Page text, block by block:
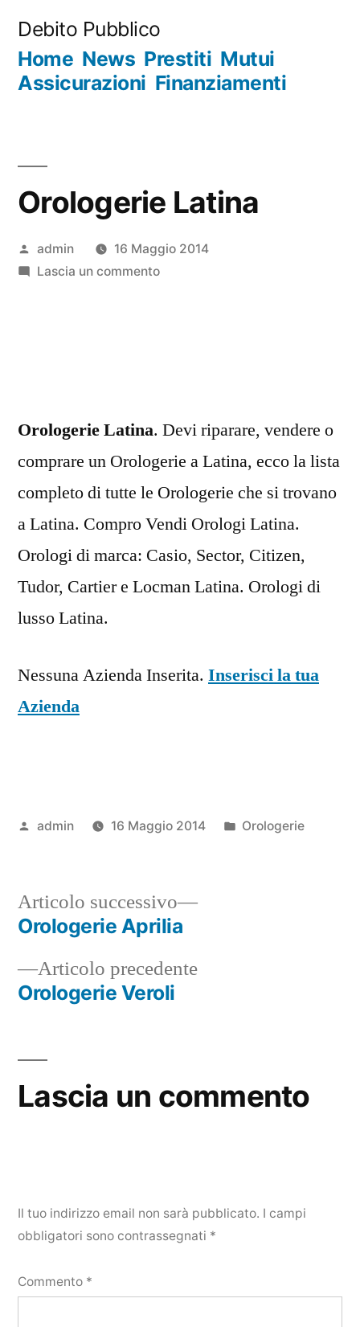
contenuto
Debito Pubblico
Home News Prestiti Mutui
Assicurazioni Finanziamenti
Orologerie Latina
Pubblicato
da
admin
16 Maggio 2014
Lascia un commentosu
Orologerie Latina. Devi riparare, vendere o
comprare un Orologerie a Latina, ecco la lista
completo di tutte le Orologerie che si trovano
a Latina. Compro Vendi Orologi Latina.
Orologi di marca: Casio, Sector, Citizen,
Tudor, Cartier e Locman Latina. Orologi di
lusso Latina.
Nessuna Azienda Inserita. Inserisci la tua
Azienda
Pubblicato
admin 16 Maggio 2014
Pubblicato
Orologerie
Navigazione
articoli
Articolo precedenteArticolo
Orologerie Veroli
Articolo successivo
Articolo
Orologerie Aprilia
Lascia un commento
Il tuo indirizzo email non sarà pubblicato. I campi
obbligatori sono contrassegnati *
Commento *